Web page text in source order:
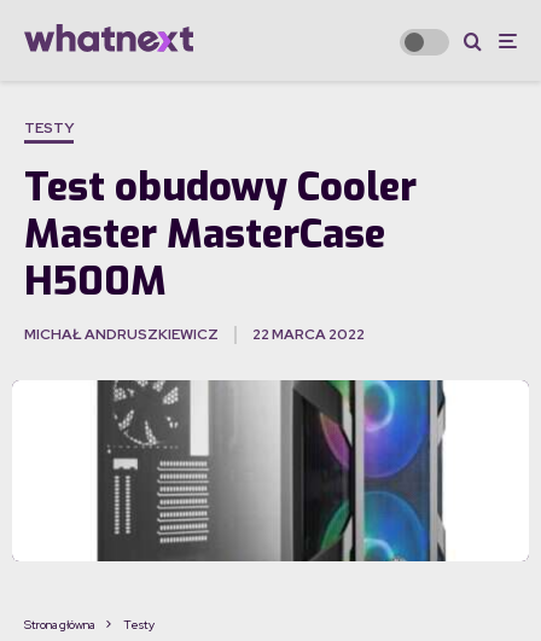
TESTY
Test obudowy Cooler
Master MasterCase
H500M
MICHAŁ ANDRUSZKIEWICZ 22 MARCA 2022
Strona główna Testy